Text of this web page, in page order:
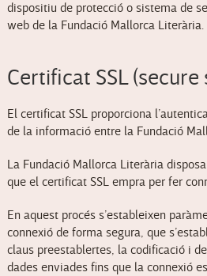
dispositiu de protecció o sistema de
web de la Fundació Mallorca Literària.
Certificat SSL
El certificat SSL proporciona
de la informació entre la Fundació
La Fundació Mallorca Literària
que el certificat SSL empra per fer
En aquest procés s’estableixen
connexió de forma segura, que
claus preestablertes, la codificació i
dades enviades fins que la connexió